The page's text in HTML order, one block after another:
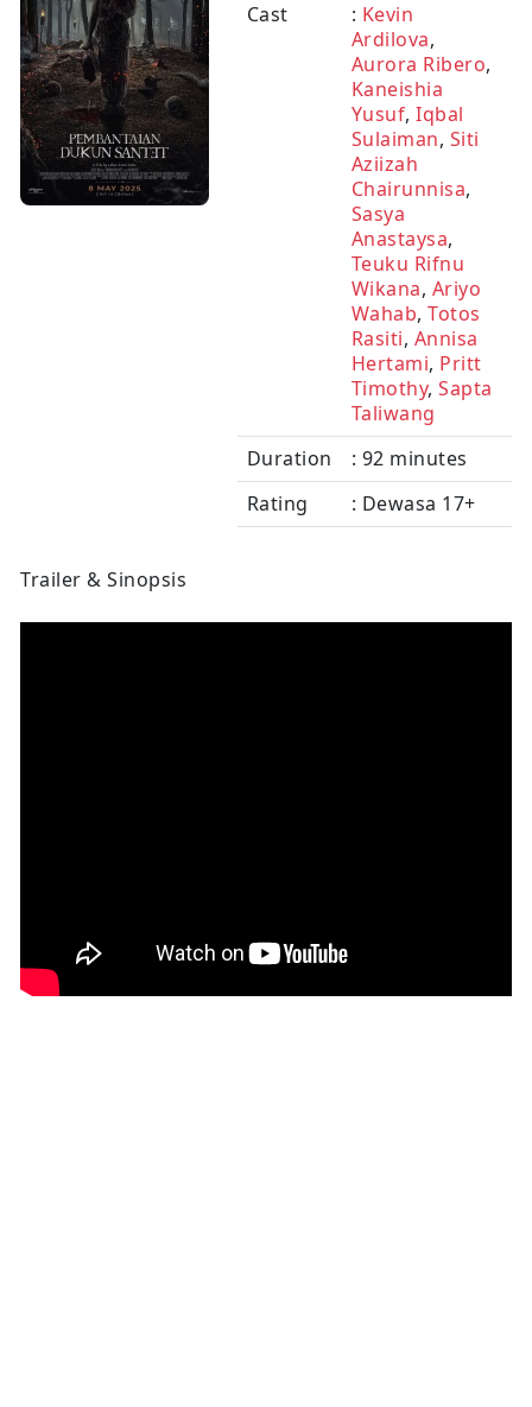
Cast
: Kevin
Ardilova,
Aurora Ribero,
Kaneishia
Yusuf, Iqbal
Sulaiman, Siti
Aziizah
Chairunnisa,
Sasya
Anastaysa,
Teuku Rifnu
Wikana, Ariyo
Wahab, Totos
Rasiti, Annisa
Hertami, Pritt
Timothy, Sapta
Taliwang
Duration
: 92 minutes
Rating
: Dewasa 17+
Trailer & Sinopsis